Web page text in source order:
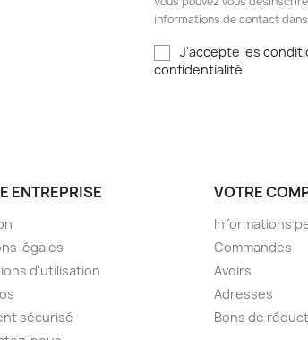
informations de contact
J'accepte les
confidentialité
ENTREPRISE
légales
d'utilisation
sécurisé
VOTRE
Informations
Commandes
Avoirs
Adresses
Bons de